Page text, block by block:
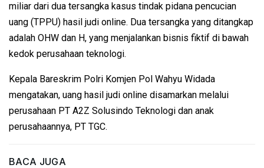
miliar dari dua tersangka kasus tindak pidana pencucian
uang (TPPU) hasil judi online. Dua tersangka yang ditangkap
adalah OHW dan H, yang menjalankan bisnis fiktif di bawah
kedok perusahaan teknologi.
Kepala Bareskrim Polri Komjen Pol Wahyu Widada
mengatakan, uang hasil judi online disamarkan melalui
perusahaan PT A2Z Solusindo Teknologi dan anak
perusahaannya, PT TGC.
BACA JUGA